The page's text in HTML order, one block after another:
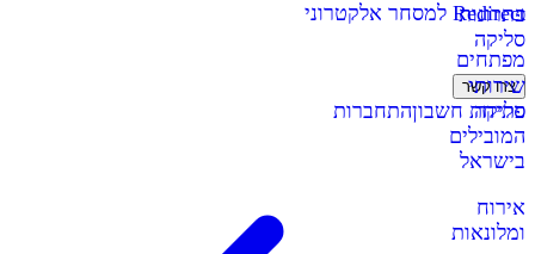
פתרונות
סליקה
שירותי
סליקה
המובילים
בישראל
אירוח
ומלונאות
Redirect למסחר אלקטרוני
מפתחים
צרו קשר
פתיחת חשבוןהתחברות